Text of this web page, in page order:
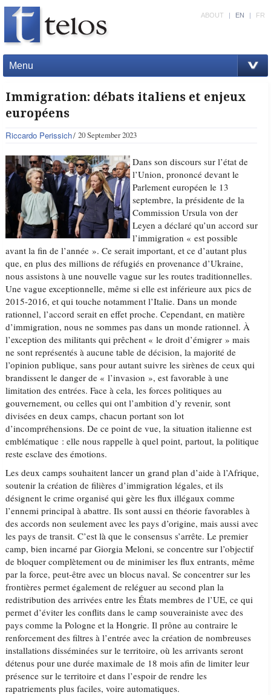
Menu
ABOUT | EN | FR
Immigration: débats italiens et enjeux
européens
Riccardo Perissich 20 September 2023
Dans son discours sur l’état de
l’Union, prononcé devant le
Parlement européen le 13
septembre, la présidente de la
Commission Ursula von der
Leyen a déclaré qu’un accord sur
l’immigration « est possible
avant la fin de l’année ». Ce serait important, et ce d’autant plus
que, en plus des millions de réfugiés en provenance d’Ukraine,
nous assistons à une nouvelle vague sur les routes traditionnelles.
Une vague exceptionnelle, même si elle est inférieure aux pics de
2015-2016, et qui touche notamment l’Italie. Dans un monde
rationnel, l’accord serait en effet proche. Cependant, en matière
d’immigration, nous ne sommes pas dans un monde rationnel. À
l’exception des militants qui prêchent « le droit d’émigrer » mais
ne sont représentés à aucune table de décision, la majorité de
l’opinion publique, sans pour autant suivre les sirènes de ceux qui
brandissent le danger de « l’invasion », est favorable à une
limitation des entrées. Face à cela, les forces politiques au
gouvernement, ou celles qui ont l’ambition d’y revenir, sont
divisées en deux camps, chacun portant son lot
d’incompréhensions. De ce point de vue, la situation italienne est
emblématique : elle nous rappelle à quel point, partout, la politique
reste esclave des émotions.
Les deux camps souhaitent lancer un grand plan d’aide à l’Afrique,
soutenir la création de filières d’immigration légales, et ils
désignent le crime organisé qui gère les flux illégaux comme
l’ennemi principal à abattre. Ils sont aussi en théorie favorables à
des accords non seulement avec les pays d’origine, mais aussi avec
les pays de transit. C’est là que le consensus s’arrête. Le premier
camp, bien incarné par Giorgia Meloni, se concentre sur l’objectif
de bloquer complètement ou de minimiser les flux entrants, même
par la force, peut-être avec un blocus naval. Se concentrer sur les
frontières permet également de reléguer au second plan la
redistribution des arrivées entre les États membres de l’UE, ce qui
permet d’éviter les conflits dans le camp souverainiste avec des
pays comme la Pologne et la Hongrie. Il prône au contraire le
renforcement des filtres à l’entrée avec la création de nombreuses
installations disséminées sur le territoire, où les arrivants seront
détenus pour une durée maximale de 18 mois afin de limiter leur
présence sur le territoire et dans l’espoir de rendre les
rapatriements plus faciles, voire automatiques.